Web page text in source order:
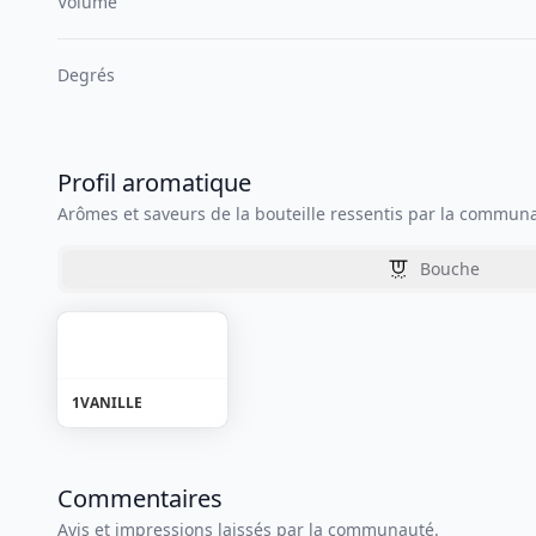
Degrés
Profil aromatique
Arômes et saveurs de la bouteille ressentis par la
Bouche
1VANILLE
Commentaires
Avis et impressions laissés par la communauté.